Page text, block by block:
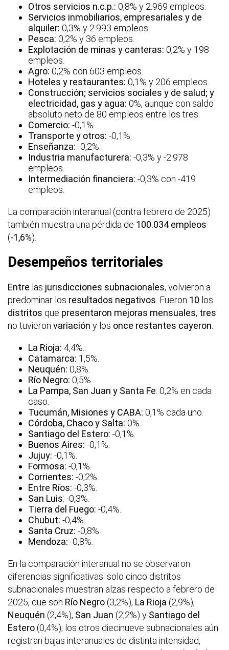
Otros servicios n.c.p.: 0,8% y 2.969 empleos.
Servicios inmobiliarios, empresariales y de
alquiler: 0,3% y 2.993 empleos.
Pesca: 0,2% y 36 empleos.
Explotación de minas y canteras: 0,2% y 198
empleos.
Agro: 0,2% con 603 empleos.
Hoteles y restaurantes: 0,1% y 206 empleos.
Construcción; servicios sociales y de salud; y
electricidad, gas y agua: 0%, aunque con saldo
absoluto neto de 80 empleos entre los tres.
Comercio: -0,1%.
Transporte y otros: -0,1%.
Enseñanza: -0,2%.
Industria manufacturera: -0,3% y -2.978
empleos.
Intermediación financiera: -0,3% con -419
empleos.
La comparación interanual (contra febrero de 2025)
también muestra una pérdida de 100.034 empleos
(-1,6%).
Desempeños territoriales
Entre las jurisdicciones subnacionales, volvieron a
predominar los resultados negativos . Fueron 10 los
distritos que presentaron mejoras mensuales, tres
no tuvieron variación y los once restantes cayeron
La Rioja: 4,4%.
Catamarca: 1,5%.
Neuquén: 0,8%.
Río Negro: 0,5%.
La Pampa, San Juan y Santa Fe: 0,2% en cada
caso.
Tucumán, Misiones y CABA: 0,1% cada uno.
Córdoba, Chaco y Salta: 0%.
Santiago del Estero: -0,1%.
Buenos Aires: -0,1%.
Jujuy: -0,1%.
Formosa: -0,1%.
Corrientes: -0,2%.
Entre Ríos: -0,3%.
San Luis: -0,3%.
Tierra del Fuego: -0,4%.
Chubut: -0,4%.
Santa Cruz: -0,8%.
Mendoza: -0,8%.
En la comparación interanual no se observaron
diferencias significativas: solo cinco distritos
subnacionales muestran alzas respecto a febrero de
2025, que son Río Negro (3,2%), La Rioja (2,9%),
Neuquén (2,4%), San Juan (2,2%) y Santiago del
Estero (0,4%); los otros diecinueve subnacionales aún
registran bajas interanuales de distinta intensidad,